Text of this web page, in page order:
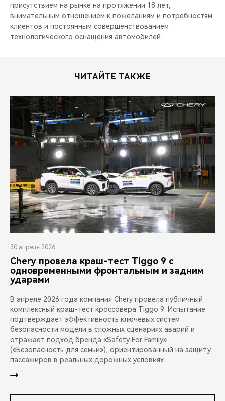
присутствием на рынке на протяжении 18 лет,
внимательным отношением к пожеланиям и потребностям
клиентов и постоянным совершенствованием
технологического оснащения автомобилей.
ЧИТАЙТЕ ТАКЖЕ
30 апреля 2026
Chery провела краш-тест Tiggo 9 с
одновременными фронтальным и задним
ударами
В апреле 2026 года компания Chery провела публичный
комплексный краш-тест кроссовера Tiggo 9. Испытание
подтверждает эффективность ключевых систем
безопасности модели в сложных сценариях аварий и
отражает подход бренда «Safety For Family»
(«Безопасность для семьи»), ориентированный на защиту
пассажиров в реальных дорожных условиях.